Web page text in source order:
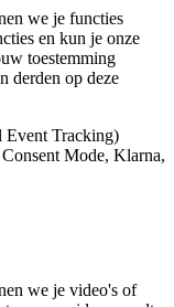
we je functies
en kun je onze
toestemming
derden op deze
Event Tracking)
Mode, Klarna,
we je video's of